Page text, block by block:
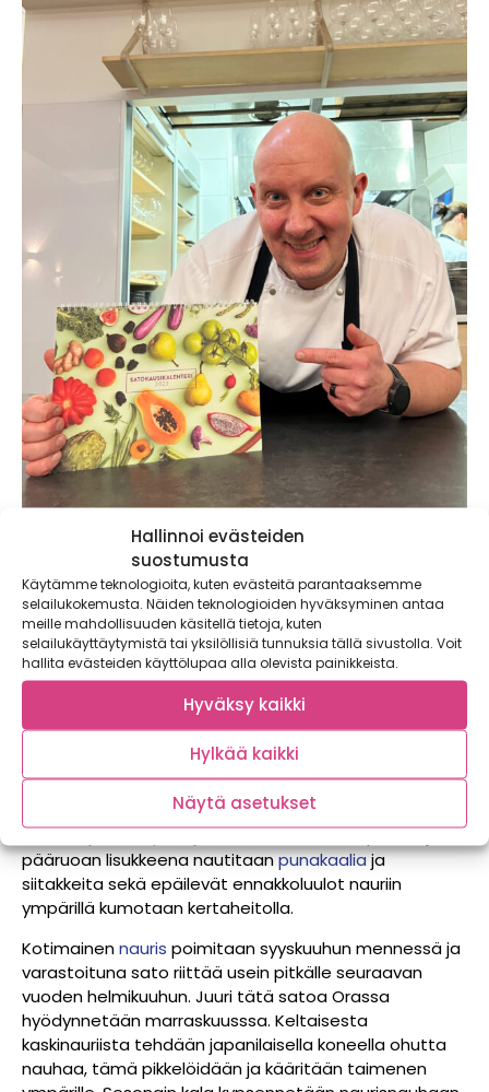
Hallinnoi evästeiden
suostumusta
Käytämme teknologioita, kuten evästeitä parantaaksemme
selailukokemusta. Näiden teknologioiden hyväksyminen antaa
meille mahdollisuuden käsitellä tietoja, kuten
selailukäyttäytymistä tai yksilöllisiä tunnuksia tällä sivustolla. Voit
hallita evästeiden käyttölupaa alla olevista painikkeista.
Hyväksy kaikki
Hylkää kaikki
Näytä asetukset
Mitä Orassa syödään marras-
joulukuussa?
Kun marraskuun lopussa katsoo Suomessa ulos
ikkunasta, on näky usein harmaa ja ajatus herkullisista
kotimaisista raaka-aineista tuntuu helposti kovin
kaukaiselta. Orassa kuitenkin osoitetaan, että
harmauden keskellä sesonkia kunnioittaen valmistetut
maut voivat olla tajunnanräjäyttäviä. Kuorineen
käytettävästä maa-artisokasta tehdään samettista
keittoa, pitkistäpunajuuristavalmistuu carpaccio ja
pääruoan lisukkeena nautitaanpunakaaliaja
siitakkeita sekä epäilevät ennakkoluulot nauriin
ympärillä kumotaan kertaheitolla.
Kotimainennauris poimitaan syyskuuhun mennessä ja
varastoituna sato riittää usein pitkälle seuraavan
vuoden helmikuuhun. Juuri tätä satoa Orassa
hyödynnetään marraskuusssa. Keltaisesta
kaskinauriista tehdään japanilaisella koneella ohutta
nauhaa, tämä pikkelöidään ja kääritään taimenen